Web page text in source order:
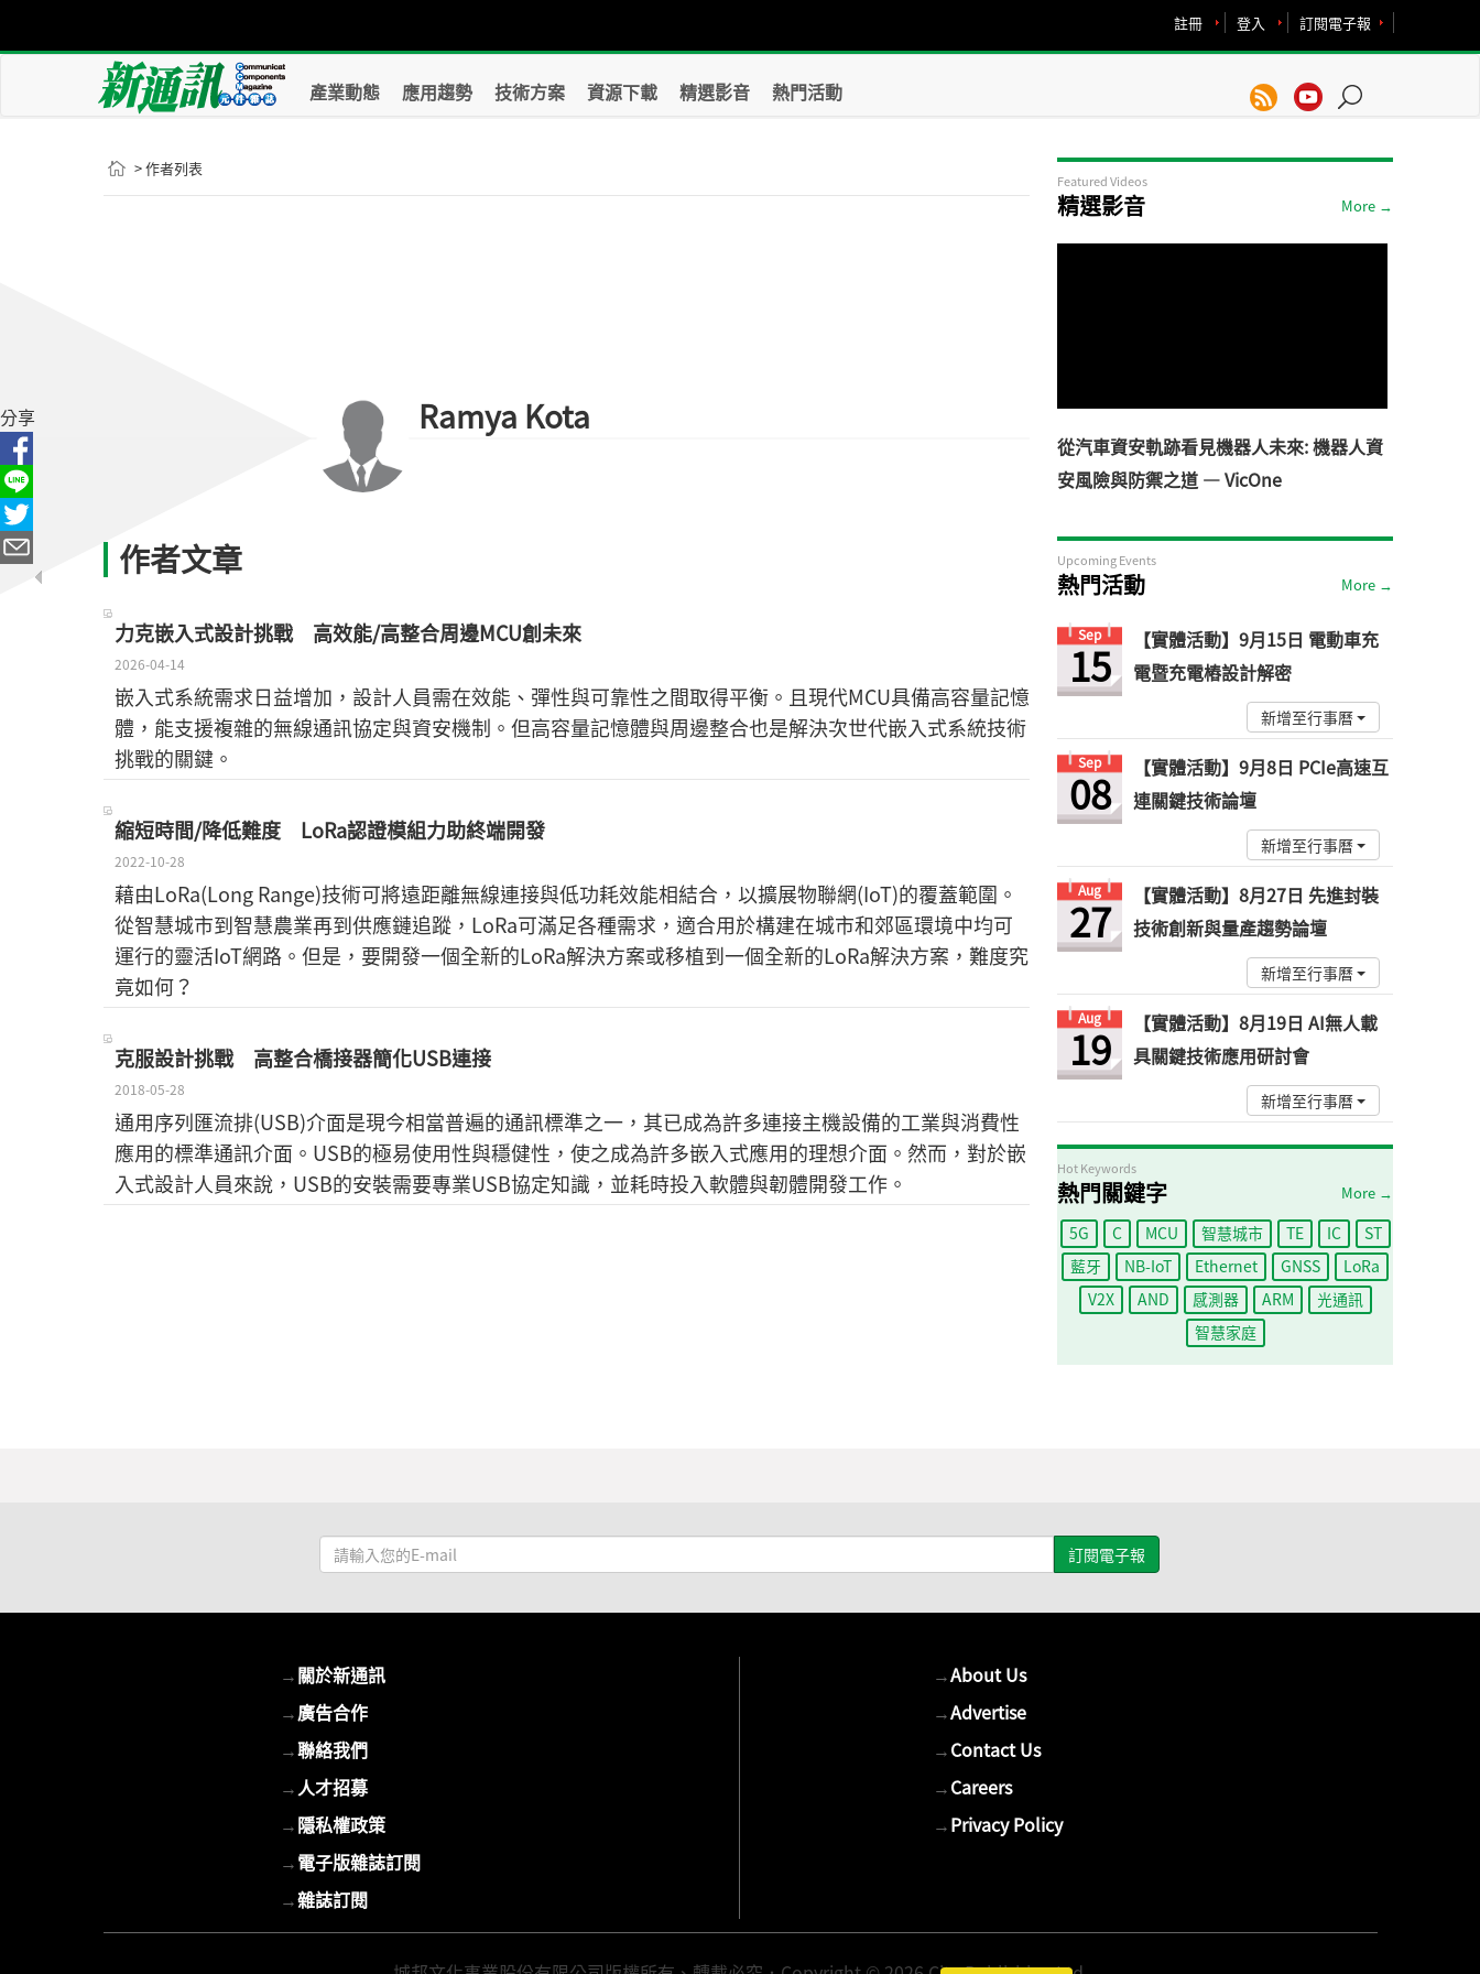
訂閱電子報
登入
註冊
產業動態 應用趨勢 技術方案 資源下載 精選影音 熱門活動
> 作者列表
Ramya Kota
作者文章
力克嵌入式設計挑戰 高效能/高整合周邊MCU創未來
2026-04-14
嵌入式系統需求日益增加，設計人員需在效能、彈性與可靠性之間取得平衡。且現代MCU具備高容量記憶
體，能支援複雜的無線通訊協定與資安機制。但高容量記憶體與周邊整合也是解決次世代嵌入式系統技術
挑戰的關鍵。
縮短時間/降低難度 LoRa認證模組力助終端開發
2022-10-28
藉由LoRa(Long Range)技術可將遠距離無線連接與低功耗效能相結合，以擴展物聯網(IoT)的覆蓋範圍。
從智慧城市到智慧農業再到供應鏈追蹤，LoRa可滿足各種需求，適合用於構建在城市和郊區環境中均可
運行的靈活IoT網路。但是，要開發一個全新的LoRa解決方案或移植到一個全新的LoRa解決方案，難度究
竟如何？
克服設計挑戰 高整合橋接器簡化USB連接
2018-05-28
通用序列匯流排(USB)介面是現今相當普遍的通訊標準之一，其已成為許多連接主機設備的工業與消費性
應用的標準通訊介面。USB的極易使用性與穩健性，使之成為許多嵌入式應用的理想介面。然而，對於嵌
入式設計人員來說，USB的安裝需要專業USB協定知識，並耗時投入軟體與韌體開發工作。
Featured Videos
精選影音 More →
從汽車資安軌跡看見機器人未來: 機器人資
安風險與防禦之道 — VicOne
Upcoming Events
熱門活動 More →
Sep
15
【實體活動】9月15日 電動車充
電暨充電樁設計解密
新增至行事曆
Sep
08
【實體活動】9月8日 PCIe高速互
連關鍵技術論壇
新增至行事曆
Aug
27
【實體活動】8月27日 先進封裝
技術創新與量產趨勢論壇
新增至行事曆
Aug
19
【實體活動】8月19日 AI無人載
具關鍵技術應用研討會
新增至行事曆
Hot Keywords
熱門關鍵字 More →
5G C MCU 智慧城市 TE IC
ST
藍牙
NB-IoT Ethernet GNSS
LoRa
V2X
AND 感測器 ARM
光通訊
智慧家庭
請
輸
E-
mail
分享
→關於新通訊
→廣告合作
→聯絡我們
→人才招募
→隱私權政策
→電子版雜誌訂閱
→雜誌訂閱
→About Us
→Advertise
→Contact Us
→Careers
→Privacy Policy